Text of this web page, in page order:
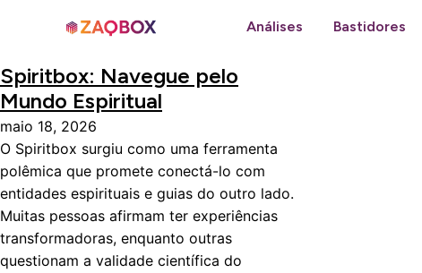
Análises Bastidores
Spiritbox: Navegue pelo
Mundo Espiritual
maio 18, 2026
O Spiritbox surgiu como uma ferramenta
polêmica que promete conectá-lo com
entidades espirituais e guias do outro lado.
Muitas pessoas afirmam ter experiências
transformadoras, enquanto outras
questionam a validade científica do